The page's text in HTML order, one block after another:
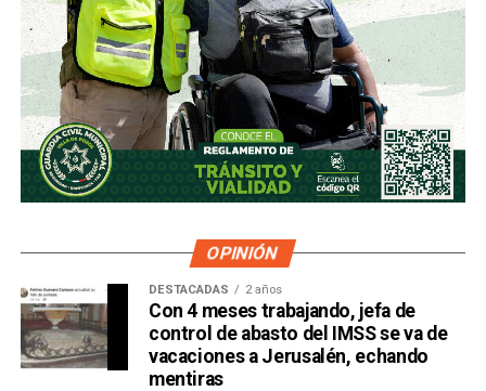
OPINIÓN
DESTACADAS 2 años
Con 4 meses trabajando, jefa de
control de abasto del IMSS se va de
vacaciones a Jerusalén, echando
mentiras